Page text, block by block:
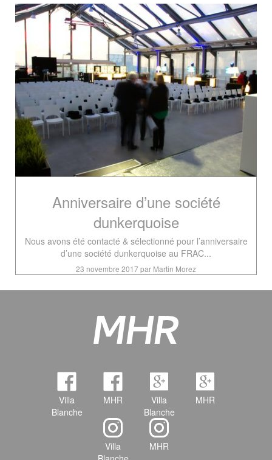
Anniversaire d’une société
dunkerquoise
Nous avons été contacté & sélectionné pour l’anniversaire
d’une société dunkerquoise au FRAC...
23 novembre 2017 par Martin Morez
Villa
Blanche
MHR
Villa
Blanche
MHR
Villa
MHR